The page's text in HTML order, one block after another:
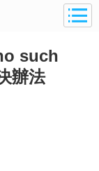
such
辦法